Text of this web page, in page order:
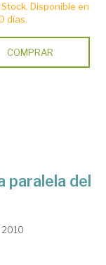
Stock. Disponible en
días.
COMPRAR
paralela del